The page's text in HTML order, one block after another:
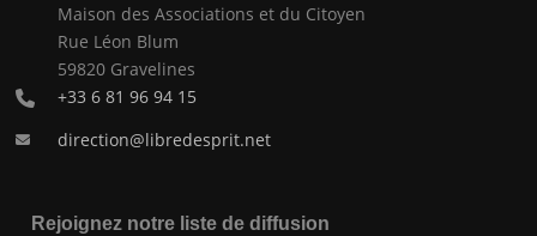
Maison des Associations et du Citoyen
Rue Léon Blum
59820 Gravelines
+33 6 81 96 94 15
direction@libredesprit.net
Rejoignez notre liste de diffusion